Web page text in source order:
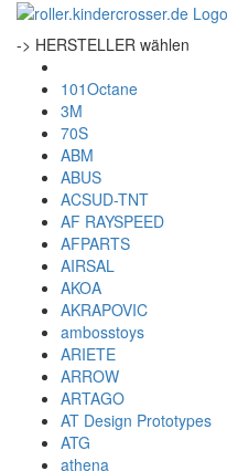
-> HERSTELLER wählen
101Octane
3M
70S
ABM
ABUS
ACSUD-TNT
AF RAYSPEED
AFPARTS
AIRSAL
AKOA
AKRAPOVIC
ambosstoys
ARIETE
ARROW
ARTAGO
AT Design Prototypes
ATG
athena